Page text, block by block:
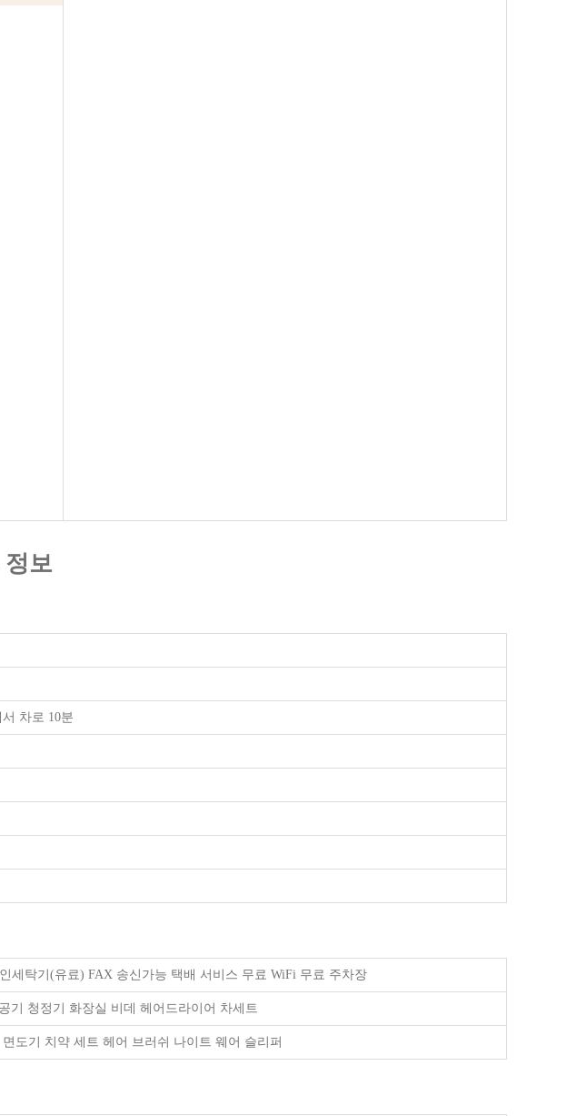
보
차로 10분
세탁기(유료) FAX 송신가능 택배 서비스 무료 WiFi 무료 주차장
기 청정기 화장실 비데 헤어드라이어 차세트
도기 치약 세트 헤어 브러쉬 나이트 웨어 슬리퍼